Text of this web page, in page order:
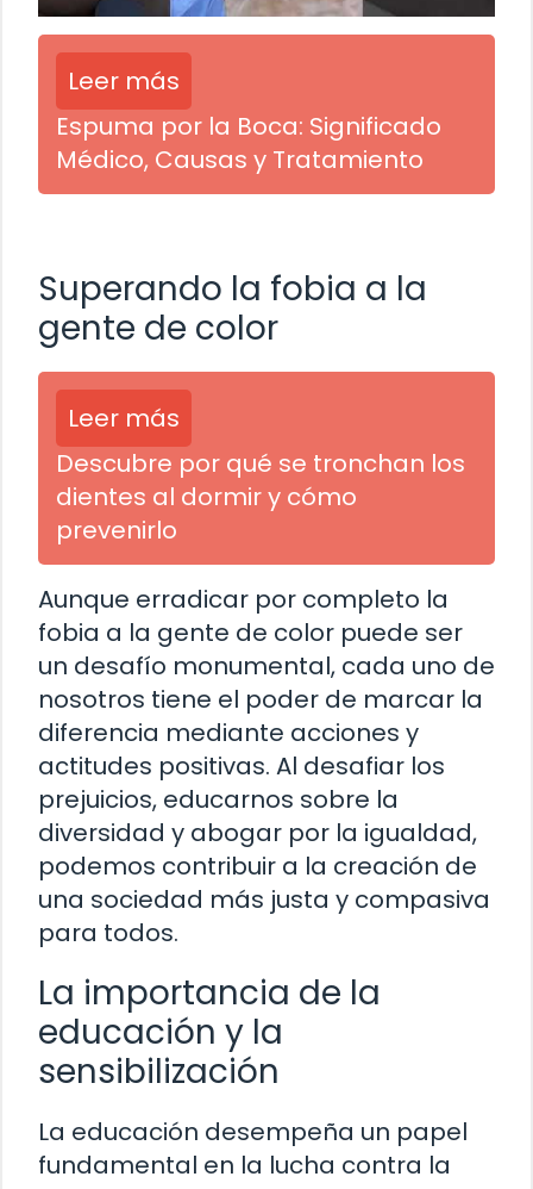
Leer más
Espuma por la Boca: Significado
Médico, Causas y Tratamiento
Superando la fobia a la
gente de color
Leer más
Descubre por qué se tronchan los
dientes al dormir y cómo
prevenirlo
Aunque erradicar por completo la
fobia a la gente de color puede ser
un desafío monumental, cada uno de
nosotros tiene el poder de marcar la
diferencia mediante acciones y
actitudes positivas. Al desafiar los
prejuicios, educarnos sobre la
diversidad y abogar por la igualdad,
podemos contribuir a la creación de
una sociedad más justa y compasiva
para todos.
La importancia de la
educación y la
sensibilización
La educación desempeña un papel
fundamental en la lucha contra la